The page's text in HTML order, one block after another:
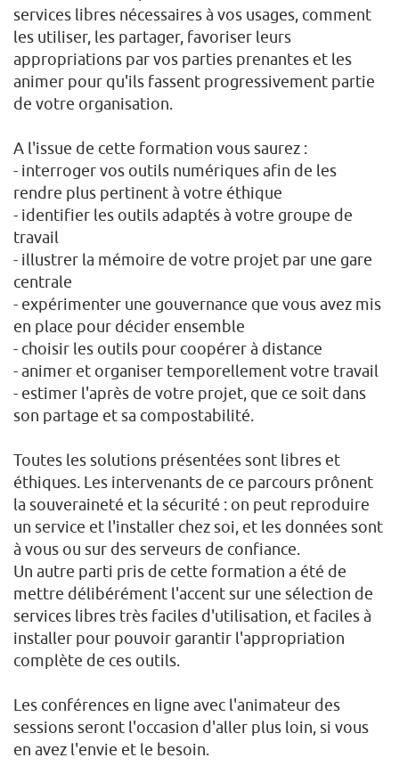
services libres nécessaires à vos usages, comment
les utiliser, les partager, favoriser leurs
appropriations par vos parties prenantes et les
animer pour qu'ils fassent progressivement partie
de votre organisation.
A l'issue de cette formation vous saurez :
- interroger vos outils numériques afin de les
rendre plus pertinent à votre éthique
- identifier les outils adaptés à votre groupe de
travail
- illustrer la mémoire de votre projet par une gare
centrale
- expérimenter une gouvernance que vous avez mis
en place pour décider ensemble
- choisir les outils pour coopérer à distance
- animer et organiser temporellement votre travail
- estimer l'après de votre projet, que ce soit dans
son partage et sa compostabilité.
Toutes les solutions présentées sont libres et
éthiques. Les intervenants de ce parcours prônent
la souveraineté et la sécurité : on peut reproduire
un service et l'installer chez soi, et les données sont
à vous ou sur des serveurs de confiance.
Un autre parti pris de cette formation a été de
mettre délibérément l'accent sur une sélection de
services libres très faciles d'utilisation, et faciles à
installer pour pouvoir garantir l'appropriation
complète de ces outils.
Les conférences en ligne avec l'animateur des
sessions seront l'occasion d'aller plus loin, si vous
en avez l'envie et le besoin.